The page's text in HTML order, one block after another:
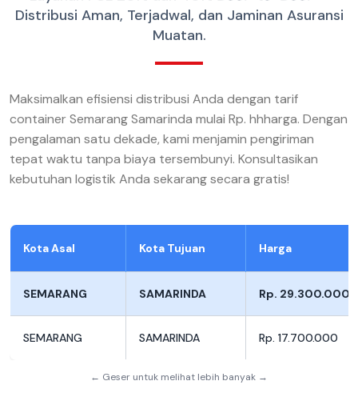
Distribusi Aman, Terjadwal, dan Jaminan Asuransi
Muatan.
Maksimalkan efisiensi distribusi Anda dengan tarif
container Semarang Samarinda mulai Rp. hhharga. Dengan
pengalaman satu dekade, kami menjamin pengiriman
tepat waktu tanpa biaya tersembunyi. Konsultasikan
kebutuhan logistik Anda sekarang secara gratis!
Kota Asal Kota Tujuan Harga
SEMARANG SAMARINDA Rp. 29.300.000
SEMARANG SAMARINDA Rp. 17.700.000
← Geser untuk melihat lebih banyak →